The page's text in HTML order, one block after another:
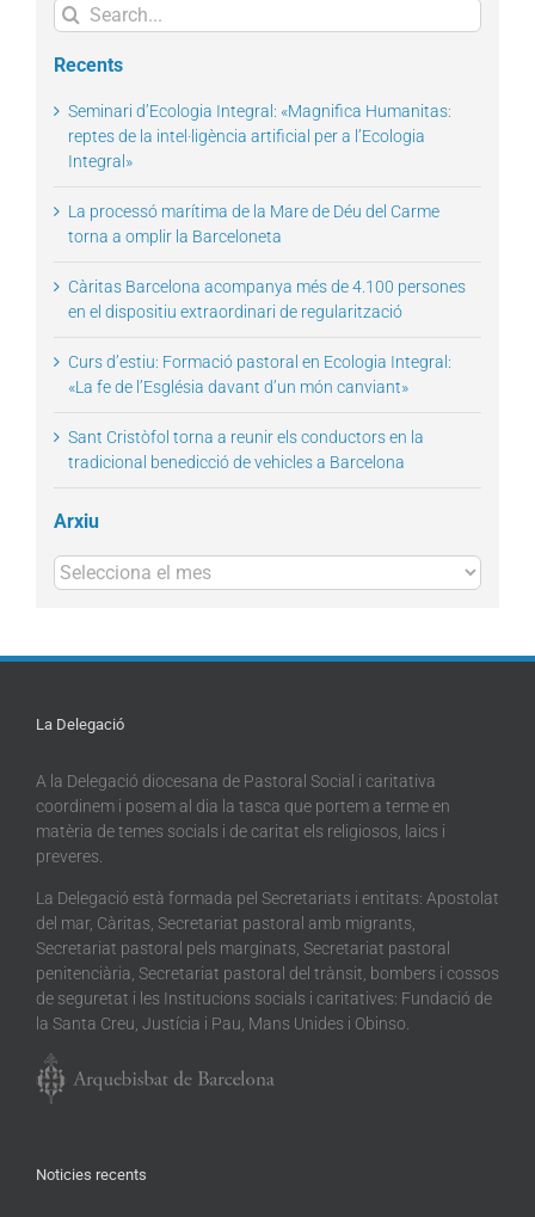
Search
for:
Recents
Seminari d’Ecologia Integral: «Magnifica Humanitas:
reptes de la intel·ligència artificial per a l’Ecologia
Integral»
La processó marítima de la Mare de Déu del Carme
torna a omplir la Barceloneta
Càritas Barcelona acompanya més de 4.100 persones
en el dispositiu extraordinari de regularització
Curs d’estiu: Formació pastoral en Ecologia Integral:
«La fe de l’Església davant d’un món canviant»
Sant Cristòfol torna a reunir els conductors en la
tradicional benedicció de vehicles a Barcelona
Arxiu
Arxius
La Delegació
A la Delegació diocesana de Pastoral Social i caritativa
coordinem i posem al dia la tasca que portem a terme en
matèria de temes socials i de caritat els religiosos, laics i
preveres.
La Delegació està formada pel Secretariats i entitats: Apostolat
del mar, Càritas, Secretariat pastoral amb migrants,
Secretariat pastoral pels marginats, Secretariat pastoral
penitenciària, Secretariat pastoral del trànsit, bombers i cossos
de seguretat i les Institucions socials i caritatives: Fundació de
la Santa Creu, Justícia i Pau, Mans Unides i Obinso.
Noticies recents